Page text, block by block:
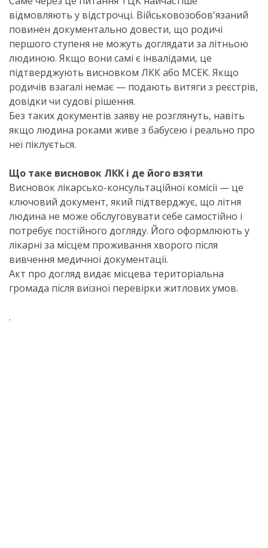
відмовляють у відстрочці. Військовозобов'язаний
повинен документально довести, що родичі
першого ступеня не можуть доглядати за літньою
людиною. Якщо вони самі є інвалідами, це
підтверджують висновком ЛКК або МСЕК. Якщо
родичів взагалі немає — подають витяги з реєстрів,
довідки чи судові рішення.
Без таких документів заяву не розглянуть, навіть
якщо людина роками живе з бабусею і реально про
неї піклується.
Що таке висновок ЛКК і де його взяти
Висновок лікарсько-консультаційної комісії — це
ключовий документ, який підтверджує, що літня
людина не може обслуговувати себе самостійно і
потребує постійного догляду. Його оформлюють у
лікарні за місцем проживання хворого після
вивчення медичної документації.
Акт про догляд видає місцева територіальна
громада після виїзної перевірки житлових умов.
.